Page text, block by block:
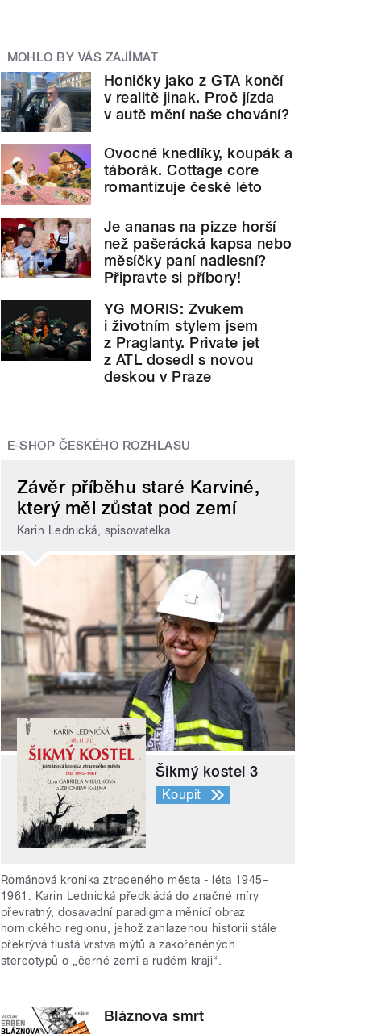
MOHLO BY VÁS ZAJÍMAT
Honičky jako z GTA končí
v realitě jinak. Proč jízda
v autě mění naše chování?
Ovocné knedlíky, koupák a
táborák. Cottage core
romantizuje české léto
Je ananas na pizze horší
než pašerácká kapsa nebo
měsíčky paní nadlesní?
Připravte si příbory!
YG MORIS: Zvukem
i životním stylem jsem
z Praglanty. Private jet
z ATL dosedl s novou
deskou v Praze
E-SHOP ČESKÉHO ROZHLASU
Závěr příběhu staré Karviné,
který měl zůstat pod zemí
Karin Lednická, spisovatelka
Šikmý kostel 3
Koupit
Románová kronika ztraceného města - léta 1945–
1961. Karin Lednická předkládá do značné míry
převratný, dosavadní paradigma měnící obraz
hornického regionu, jehož zahlazenou historii stále
překrývá tlustá vrstva mýtů a zakořeněných
stereotypů o „černé zemi a rudém kraji“.
Bláznova smrt